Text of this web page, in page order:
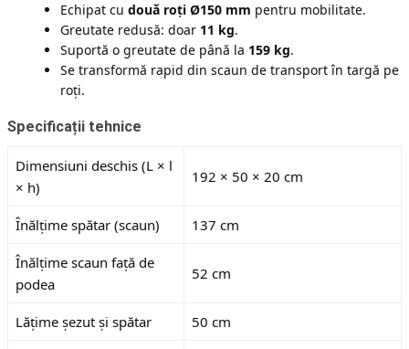
Echipat cu două roți Ø150 mm pentru mobilitate.
Greutate redusă: doar 11 kg.
Suportă o greutate de până la 159 kg.
Se transformă rapid din scaun de transport în targă pe
roți.
Specificații tehnice
Dimensiuni deschis (L × l
× h)
192 × 50 × 20 cm
Înălțime spătar (scaun) 137 cm
Înălțime scaun față de
podea
52 cm
Lățime șezut și spătar 50 cm